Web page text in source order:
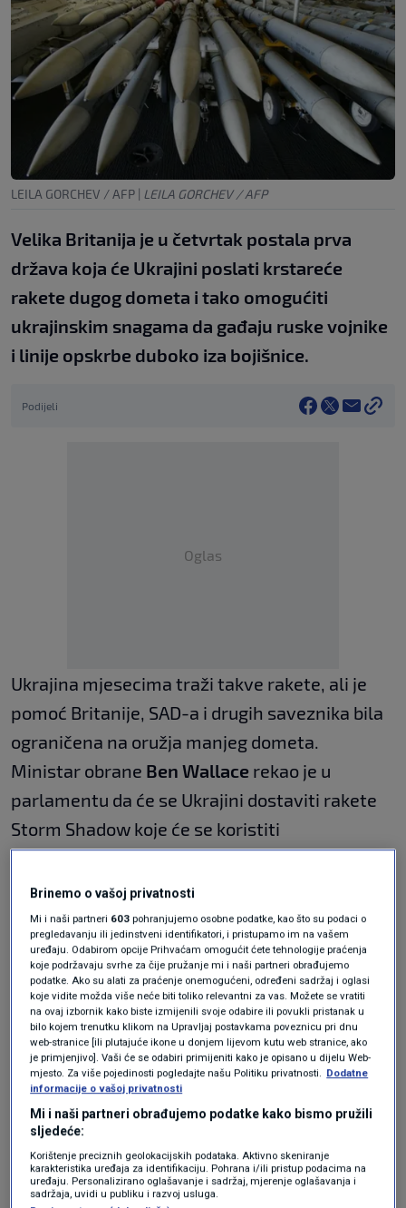
LEILA GORCHEV / AFP | LEILA GORCHEV / AFP
Velika Britanija je u četvrtak postala prva
država koja će Ukrajini poslati krstareće
rakete dugog dometa i tako omogućiti
ukrajinskim snagama da gađaju ruske vojnike
i linije opskrbe duboko iza bojišnice.
Podijeli
Oglas
Ukrajina mjesecima traži takve rakete, ali je
pomoć Britanije, SAD-a i drugih saveznika bila
ograničena na oružja manjeg dometa.
Ministar obrane Ben Wallace rekao je u
parlamentu da će se Ukrajini dostaviti rakete
Storm Shadow koje će se koristiti
na ukrajinskom teritoriju, implicirajući da je
dobio jamstva Kijeva da ga neće koristiti za
napade na mete u Rusiji.
Kremlj je ranije upozorio da će, ako Britanija
dostavi te rakete, to zahtijevati "odgovarajući
odgovor naše vojske".
Nakon SAD-a, Britanija je Ukrajini poslala
najviše vojne opreme u vrijednosti od 2,9
milijardi funti.
Brinemo o vašoj privatnosti
Mi i naši partneri 603 pohranjujemo osobne podatke, kao što su podaci o
pregledavanju ili jedinstveni identifikatori, i pristupamo im na vašem
uređaju. Odabirom opcije Prihvaćam omogućit ćete tehnologije praćenja
koje podržavaju svrhe za čije pružanje mi i naši partneri obrađujemo
podatke. Ako su alati za praćenje onemogućeni, određeni sadržaj i oglasi
koje vidite možda više neće biti toliko relevantni za vas. Možete se vratiti
na ovaj izbornik kako biste izmijenili svoje odabire ili povukli pristanak u
bilo kojem trenutku klikom na Upravljaj postavkama poveznicu pri dnu
web-stranice [ili plutajuće ikone u donjem lijevom kutu web stranice, ako
je primjenjivo]. Vaši će se odabiri primijeniti kako je opisano u dijelu Web-
mjesto. Za više pojedinosti pogledajte našu Politiku privatnosti. Dodatne
informacije o vašoj privatnosti
Mi i naši partneri obrađujemo podatke kako bismo pružili
sljedeće:
Korištenje preciznih geolokacijskih podataka. Aktivno skeniranje
karakteristika uređaja za identifikaciju. Pohrana i/ili pristup podacima na
uređaju. Personalizirano oglašavanje i sadržaj, mjerenje oglašavanja i
sadržaja, uvidi u publiku i razvoj usluga.